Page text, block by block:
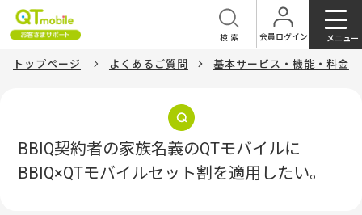
会員ログイン
検索 メニュー
トップページ よくあるご質問 基本サービス・機能・料金
BBIQ契約者の家族名義のQTモバイルに
BBIQ×QTモバイルセット割を適用したい。